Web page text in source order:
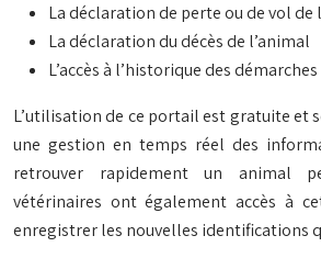
La déclaration de perte ou de vol de
La déclaration du décès de l’animal
L’accès à l’historique des
L’utilisation de ce portail estgratuiteet
une gestion en temps réel des
retrouver rapidement un animal
vétérinaires ont également accès à
enregistrer les nouvelles identifications